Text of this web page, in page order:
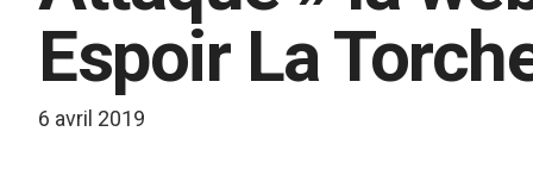
Espoir La
6 avril 2019